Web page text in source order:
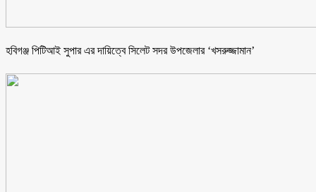
হবিগঞ্জ পিটিআই সুপার এর দায়িত্বে সিলেট সদর উপজেলার ‘খসরুজ্জামান’